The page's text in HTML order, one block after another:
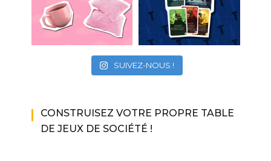
SUIVEZ-NOUS !
CONSTRUISEZ VOTRE PROPRE TABLE
DE JEUX DE SOCIÉTÉ !